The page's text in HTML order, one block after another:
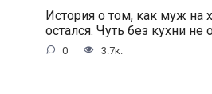
История о том, как муж на
остался. Чуть без кухни не
0 3.7к.